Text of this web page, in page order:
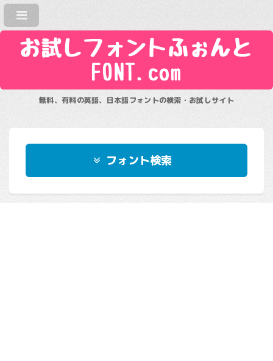
お試しフォントふぉんと
FONT.com
無料、有料の英語、日本語フォントの検索・お試しサイト
フォント検索